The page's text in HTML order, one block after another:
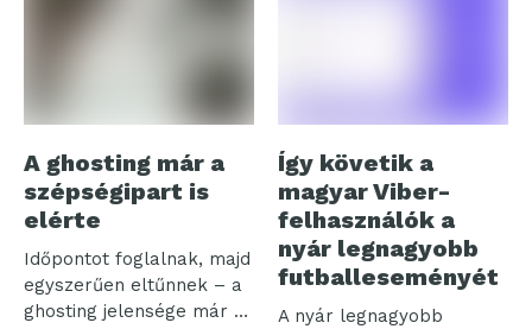
A ghosting már a
szépségipart is
elérte
Időpontot foglalnak, majd
egyszerűen eltűnnek – a
ghosting jelensége már a
Így követik a
magyar Viber-
felhasználók a
nyár legnagyobb
futballeseményét
A nyár legnagyobb